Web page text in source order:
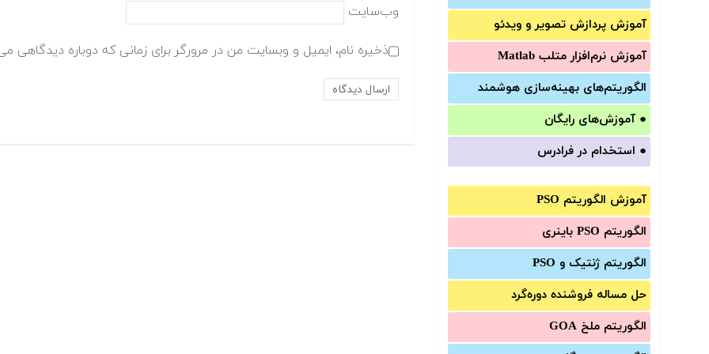
آموزش‌ پردازش تصویر و ویدئو
آموزش‌ نرم‌افزار متلب Matlab
الگوریتم‌های بهینه‌سازی هوشمند
● آموزش‌های رایگان
● استخدام در فرادرس
آموزش الگوریتم PSO
الگوریتم PSO باینری
الگوریتم ژنتیک و PSO
حل مساله فروشنده دوره‌گرد
الگوریتم ملخ GOA
وب‌سایت
ذخیره نام، ایمیل و وبسایت من در مرورگر برای زمانی که دوباره دیدگاهی